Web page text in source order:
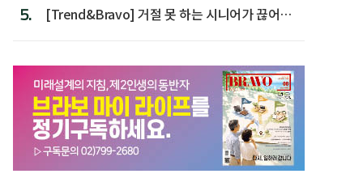
5.
[Trend&Bravo] 거절 못 하는 시니어가 끊어야